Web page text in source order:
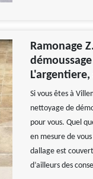
Ramonage
Si vous êtes à
nettoyage de
pour vous. Quel
en mesure de
dallage est
d’ailleurs des